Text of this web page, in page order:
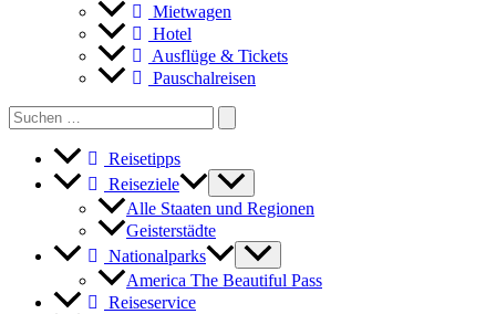
Mietwagen
Hotel
Ausflüge & Tickets
Pauschalreisen
Search
for:
Reisetipps
Reiseziele
Alle Staaten und Regionen
Geisterstädte
Nationalparks
America The Beautiful Pass
Reiseservice